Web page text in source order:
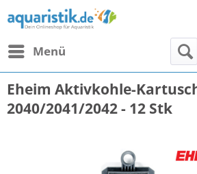
Menü
Eheim Aktivkohle-
2040/2041/2042 - 12 Stk